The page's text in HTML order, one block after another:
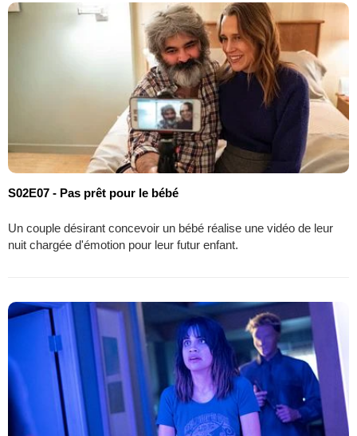
S02E07 - Pas prêt pour le bébé
Un couple désirant concevoir un bébé réalise une vidéo de leur
nuit chargée d'émotion pour leur futur enfant.